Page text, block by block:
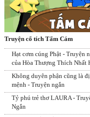
Truyện cổ tích Tấm Cám
Hạt cơm cúng Phật - Truyện
của Hòa Thượng Thích Nhất
Không duyên phận cũng là
mệnh - Truyện ngắn
Tỷ phú trẻ thơ LAURA -
Ngắn